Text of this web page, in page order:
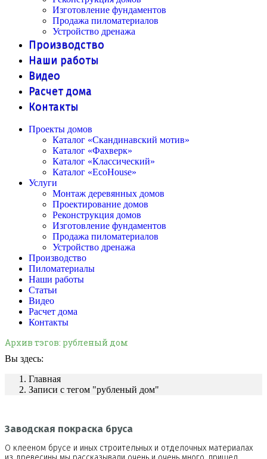
Изготовление фундаментов
Продажа пиломатериалов
Устройство дренажа
Производство
Наши работы
Видео
Расчет дома
Контакты
Проекты домов
Каталог «Скандинавский мотив»
Каталог «Фахверк»
Каталог «Классический»
Каталог «EcoHouse»
Услуги
Монтаж деревянных домов
Проектирование домов
Реконструкция домов
Изготовление фундаментов
Продажа пиломатериалов
Устройство дренажа
Производство
Пиломатериалы
Наши работы
Статьи
Видео
Расчет дома
Контакты
Архив тэгов: рубленый дом
Вы здесь:
Главная
Записи с тегом "рубленый дом"
Заводская покраска бруса
О клееном брусе и иных строительных и отделочных материалах